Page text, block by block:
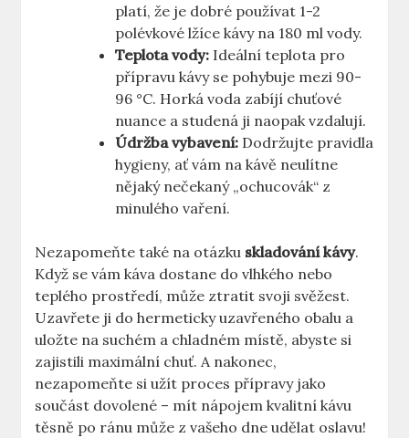
platí, že je dobré používat 1-2
polévkové lžíce kávy na 180 ml vody.
Teplota vody: Ideální teplota pro
přípravu kávy se pohybuje mezi 90-
96 °C. Horká voda zabíjí chuťové
nuance a studená ji naopak vzdalují.
Údržba vybavení: Dodržujte pravidla
hygieny, ať vám na kávě neulítne
nějaký nečekaný „ochucovák“ z
minulého vaření.
Nezapomeňte také na otázku skladování kávy.
Když se vám káva dostane do vlhkého nebo
teplého prostředí, může ztratit svoji svěžest.
Uzavřete ji do hermeticky uzavřeného obalu a
uložte na suchém a chladném místě, abyste si
zajistili maximální chuť. A nakonec,
nezapomeňte si užít proces přípravy jako
součást dovolené – mít nápojem kvalitní kávu
těsně po ránu může z vašeho dne udělat oslavu!